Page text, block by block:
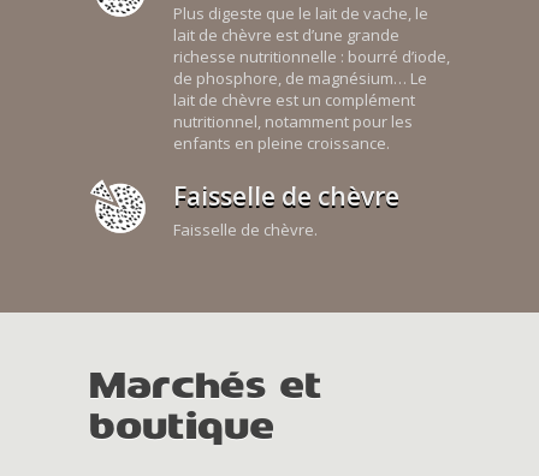
Plus digeste que le lait de vache, le
lait de chèvre est d’une grande
richesse nutritionnelle : bourré d’iode,
de phosphore, de magnésium… Le
lait de chèvre est un complément
nutritionnel, notamment pour les
enfants en pleine croissance.
Faisselle de chèvre
Faisselle de chèvre.
Marchés et
boutique